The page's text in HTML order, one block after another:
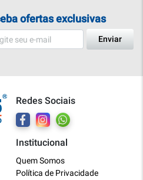
ofertas exclusivas
Enviar
Redes Sociais
Institucional
Quem Somos
Política de Privacidade